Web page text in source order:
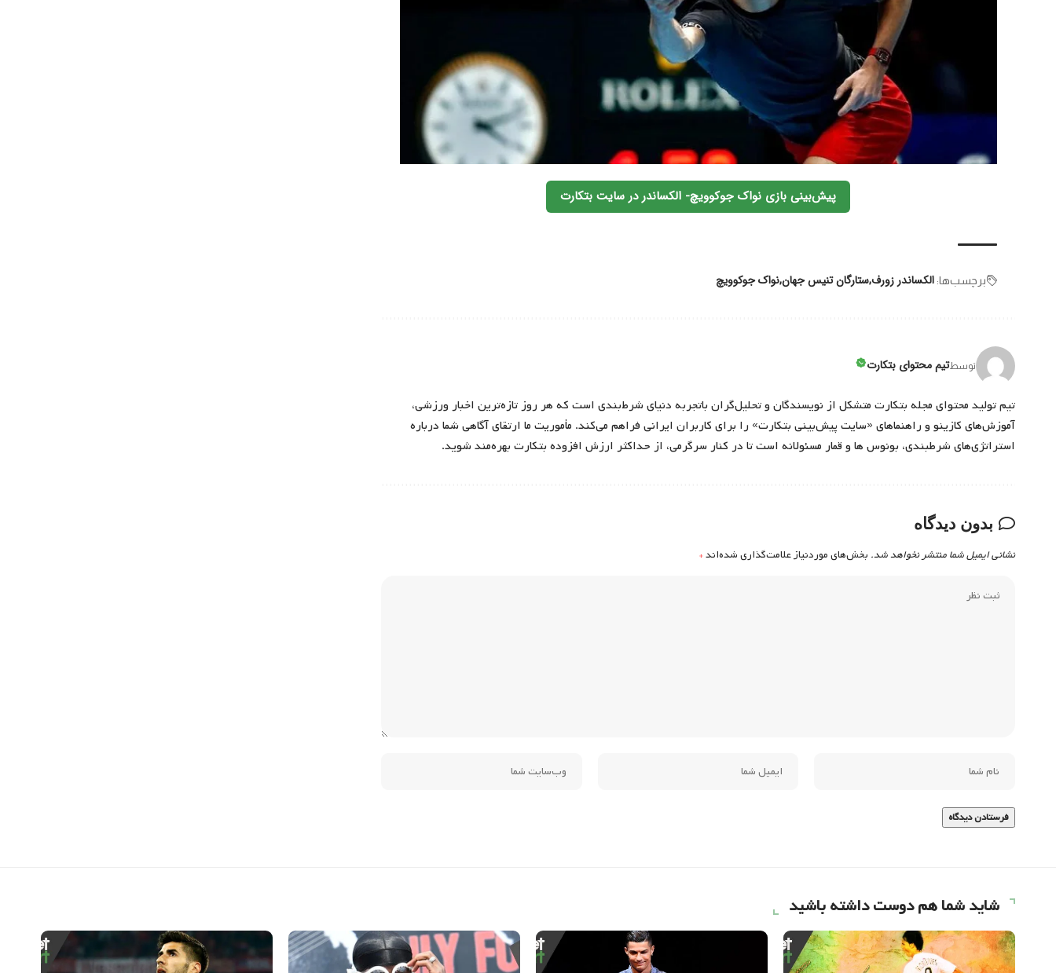
پیش‌بینی بازی نواک جوکوویچ- الکساندر در سایت بتکارت
برچسب‌‌ها: الکساندر زورفستارگان تنیس جهاننواک جوکوویچ
توسطتیم محتوای بتکارت
تیم تولید محتوای مجله بتکارت متشکل از نویسندگان و تحلیل‌گران باتجربه دنیای شرط‌بندی است که هر روز تازه‌ترین اخبار ورزشی،
آموزش‌های کازینو و راهنماهای «سایت پیش‌بینی بتکارت» را برای کاربران ایرانی فراهم می‌کند. مأموریت ما ارتقای آگاهی شما درباره
استراتژی‌های شرطبندی، بونوس ها و قمار مسئولانه است تا در کنار سرگرمی، از حداکثر ارزش افزوده بتکارت بهره‌مند شوید.
بدون دیدگاه
نشانی ایمیل شما منتشر نخواهد شد. بخش‌های موردنیاز علامت‌گذاری شده‌اند*
شاید شما هم دوست داشته باشید